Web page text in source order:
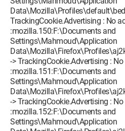
TrackingCookie.Advertising : No
:mozilla.150:F:\Documents and
Settings\Mahmoud\Application
-> TrackingCookie.Advertising :
:mozilla.151:F:\Documents and
Settings\Mahmoud\Application
-> TrackingCookie.Advertising :
:mozilla.152:F:\Documents and
Settings\Mahmoud\Application